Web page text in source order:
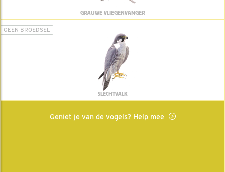
GRAUWE VLIEGENVANGER
GEEN BROEDSEL
SLECHTVALK
Geniet je van de vogels? Help mee